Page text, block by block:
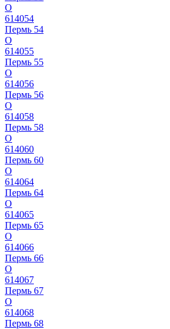
О
614054
Пермь 54
О
614055
Пермь 55
О
614056
Пермь 56
О
614058
Пермь 58
О
614060
Пермь 60
О
614064
Пермь 64
О
614065
Пермь 65
О
614066
Пермь 66
О
614067
Пермь 67
О
614068
Пермь 68